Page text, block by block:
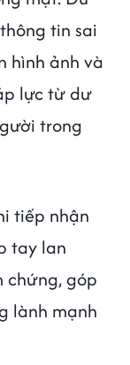
tin sai
hình ảnh và
lực từ dư
trong
tiếp nhận
tay lan
chứng, góp
lành mạnh